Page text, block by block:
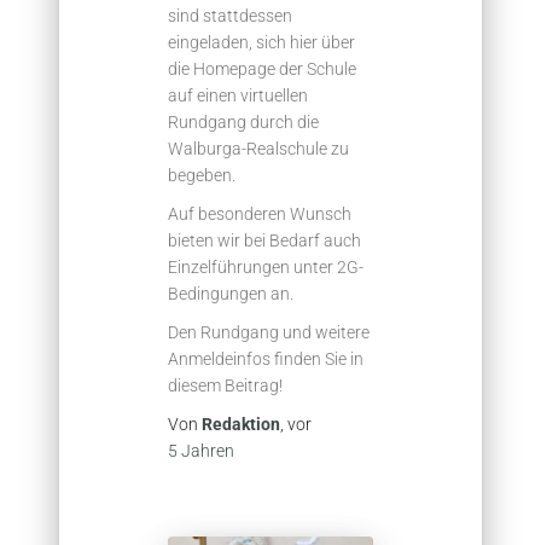
sind stattdessen
eingeladen, sich hier über
die Homepage der Schule
auf einen virtuellen
Rundgang durch die
Walburga-Realschule zu
begeben.
Auf besonderen Wunsch
bieten wir bei Bedarf auch
Einzelführungen unter 2G-
Bedingungen an.
Den Rundgang und weitere
Anmeldeinfos finden Sie in
diesem Beitrag!
Von Redaktion , vor
5 Jahren